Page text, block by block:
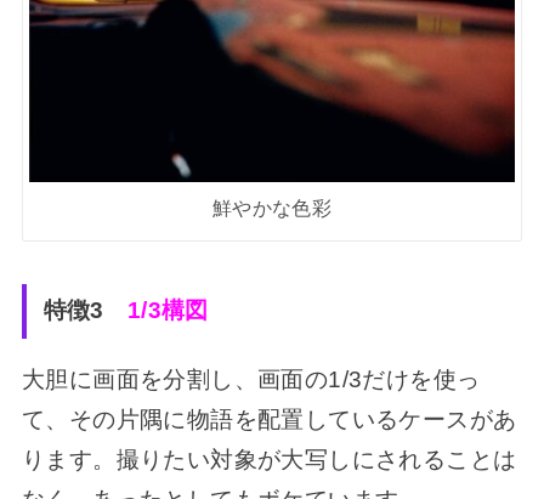
鮮やかな色彩
特徴3 1/3構図
大胆に画面を分割し、画面の1/3だけを使っ
て、その片隅に物語を配置しているケースがあ
ります。撮りたい対象が大写しにされることは